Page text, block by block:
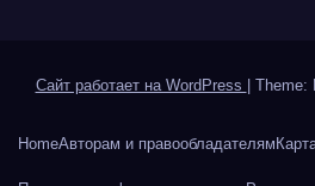
Сайт работает на WordPress Theme:
HomeАвторам и правообладателям